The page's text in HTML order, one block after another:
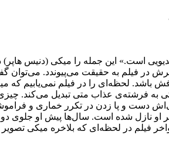
است.» این جمله را میکی (دنیس
در فیلم به حقیقت می‌پیوندد. می‌توان
باشد. لحظه‌ای را در فیلم نمی‌یابیم
به فرشته‌ی عذاب متی تبدیل می‌کند.
دست و پا زدن در تکرر خماری و
او نازل شده است. سال‌ها پیش او جلوی
فیلم در لحظه‌ای که بلاخره میکی